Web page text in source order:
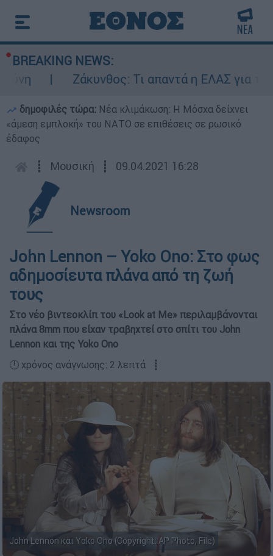
BREAKING NEWS:
Ζάκυνθος: Τι απαντά η ΕΛΑΣ για τους
δημοφιλές τώρα: Νέα κλιμάκωση: Η Μόσχα δείχνει
«άμεση εμπλοκή» του ΝΑΤΟ σε επιθέσεις σε ρωσικό
έδαφος
┋ Μουσική ┋ 09.04.2021 16:28
Newsroom
John Lennon – Yoko Ono: Στο φως
αδημοσίευτα πλάνα από τη ζωή
τους
Στο νέο βιντεοκλίπ του «Look at Me» περιλαμβάνονται
πλάνα 8mm που είχαν τραβηχτεί στο σπίτι του John
Lennon και της Yoko Ono
🕛 χρόνος ανάγνωσης: 2 λεπτά ┋
John Lennon και Yoko Ono (Copyright: AP Photo, File)